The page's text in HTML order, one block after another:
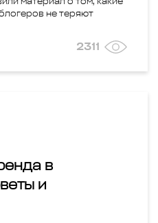
не теряют
2311
в
и